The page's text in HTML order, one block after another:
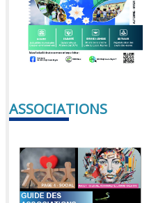
ASSOCIATIONS